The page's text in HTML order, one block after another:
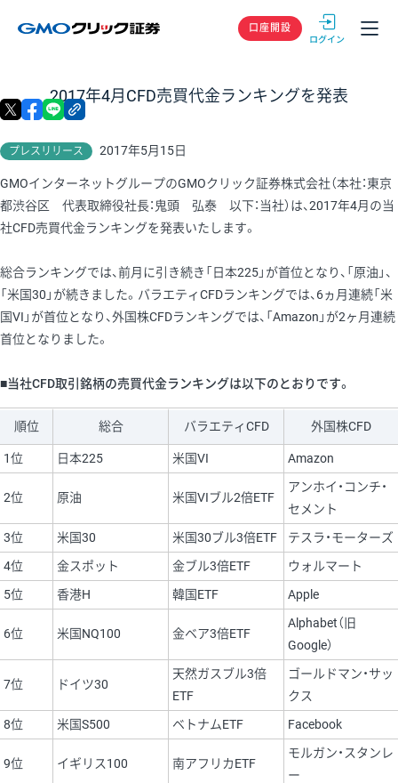
GMOクリック
口座開設
2017年4月CFD売買代金ランキングを発表
プレスリリース 2017年5月15日
X facebook
GMOインターネットグループのGMOクリック証券株式会社（本社：東京
都渋谷区 代表取締役社長：鬼頭 弘泰 以下：当社）は、2017年4月の当
社CFD売買代金ランキングを発表いたします。
総合ランキングでは、前月に引き続き「日本225」が首位となり、「原油」、
「米国30」が続きました。バラエティCFDランキングでは、6ヵ月連続「米
国VI」が首位となり、外国株CFDランキングでは、「Amazon」が2ヶ月連続
首位となりました。
■当社CFD取引銘柄の売買代金ランキングは以下のとおりです。
順位 総合 バラエティCFD 外国株CFD
1位 日本225 米国VI Amazon
2位 原油 米国VIブル2倍ETF
アンホイ・コンチ・
セメント
3位
米国30 米国30ブル3倍ETF
テスラ・モーターズ
4位
金スポット 金ブル3倍ETF
ウォルマート
5位
香港H 韓国ETF Apple
6位 米国NQ100 金ベア3倍ETF
Alphabet（旧
Google）
7位 ドイツ30
天然ガスブル3倍
ETF
ゴールドマン・サッ
クス
8位
米国S500 ベトナムETF Facebook
9位 イギリス100 南アフリカETF
モルガン・スタンレ
ー